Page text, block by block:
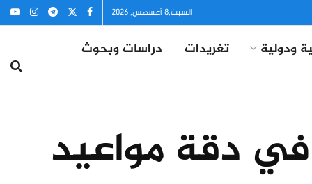
السبت,8 أغسطس, 2026
ودولية تغريدات
دراسات وبحوث
في دقة مواعيد